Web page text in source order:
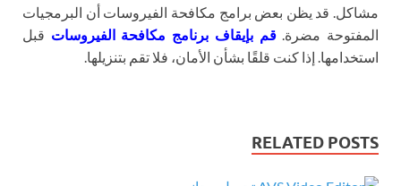
مشاكل. قد يظن بعض برامج مكافحة الفيروسات أن البرمجيات
المفتوحة مضرة.قم بإيقاف برنامج مكافحة الفيروسات قبل
استخدامها. إذا كنت قلقًا بشأن الأمان، فلا تقم بتنزيلها.
RELATED POSTS